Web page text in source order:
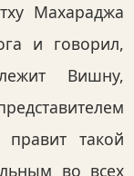
Махараджа
и говорил,
Вишну,
правит такой
во всех